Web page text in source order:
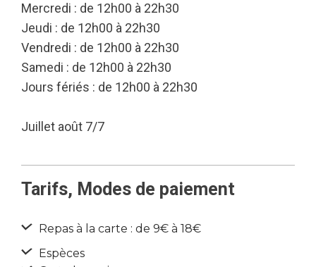
Mercredi : de 12h00 à 22h30
Jeudi : de 12h00 à 22h30
Vendredi : de 12h00 à 22h30
Samedi : de 12h00 à 22h30
Jours fériés : de 12h00 à 22h30
Juillet août 7/7
Tarifs, Modes de paiement
Repas à la carte : de 9€ à 18€
Espèces